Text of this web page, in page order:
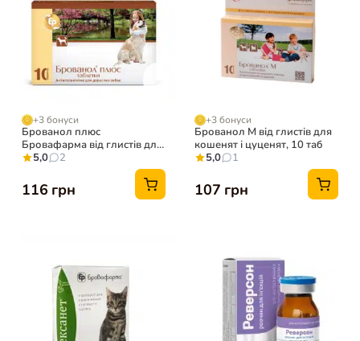
+3 бонуси
Брованол плюс
Бровафарма від глистів для
собак, 10 таб
5,0 2
116 грн
+3 бонуси
Брованол М від глистів для
кошенят і цуценят, 10 таб
5,0
1
107 грн